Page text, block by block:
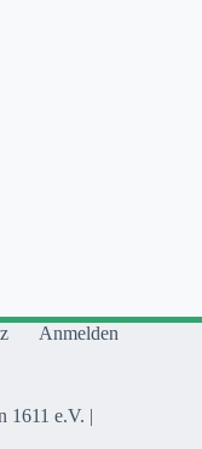
Anmelden
1611 e.V. |